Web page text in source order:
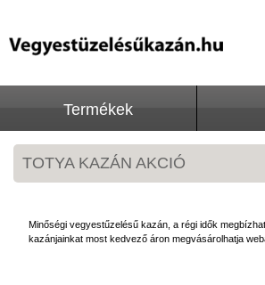
Termékek
TOTYA KAZÁN AKCIÓ
Minőségi vegyestűzelésű kazán, a régi idők
kazánjainkat most kedvező áron megvásárolhatja